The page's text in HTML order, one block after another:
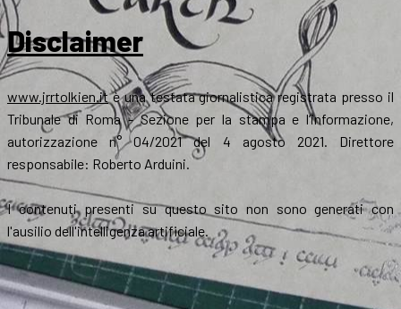
Disclaimer
www.jrrtolkien.itè una testata giornalistica registrata presso il
Tribunale di Roma - Sezione per la stampa e l’informazione,
autorizzazione n° 04/2021 del 4 agosto 2021. Direttore
responsabile: Roberto Arduini.
I contenuti presenti su questo sito non sono generati con
l'ausilio dell'intelligenza artificiale.